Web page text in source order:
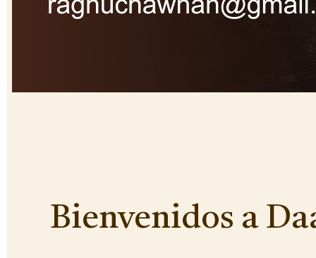
Bienvenidos a